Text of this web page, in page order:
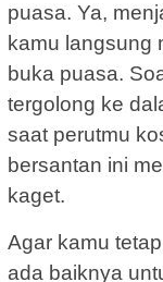
puasa. Ya,
kamu langsung
buka puasa.
tergolong ke
saat perutmu
bersantan ini
kaget.
Agar kamu
ada baiknya